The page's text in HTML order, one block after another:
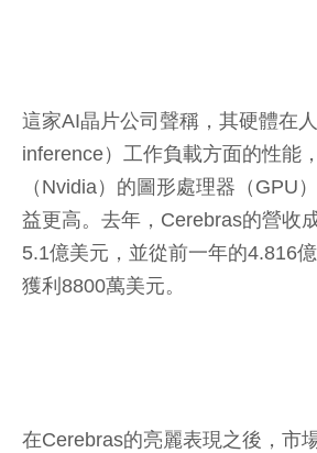
這家AI晶片公司聲稱，其硬體在
inference）工作負載方面的性能
（Nvidia）的圖形處理器（GPU
益更高。去年，Cerebras的營收
5.1億美元，並從前一年的4.816
獲利8800萬美元。
在Cerebras的亮麗表現之後，市